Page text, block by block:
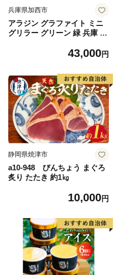
兵庫県加西市
アラジン グラファイト ミニ
グリラー グリーン 緑 兵庫 加
ホットプレート おうち焼肉 B
ンパクト おしゃれ CAG-MG
7A G 新生活 遠赤グラファイ
ト 調理家電
43,000円
静岡県焼津市
a10-948 びんちょう まぐろ
炙り たたき 約1㎏
10,000円